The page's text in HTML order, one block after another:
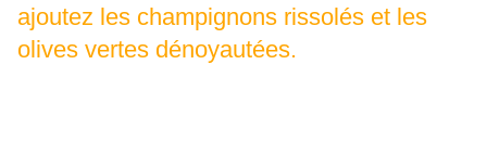
ajoutez les champignons rissolés et les
olives vertes dénoyautées.